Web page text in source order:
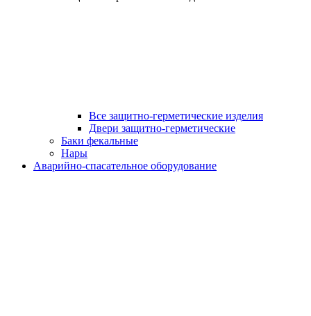
Все защитно-герметические изделия
Двери защитно-герметические
Баки фекальные
Нары
Аварийно-спасательное оборудование